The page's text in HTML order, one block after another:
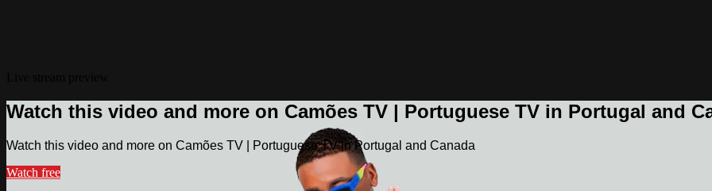
Watch this video and more on Camões TV | Portuguese TV in Portugal and
Watch this video and more on Camões TV | Portuguese TV in Portugal and Canada
Watch free